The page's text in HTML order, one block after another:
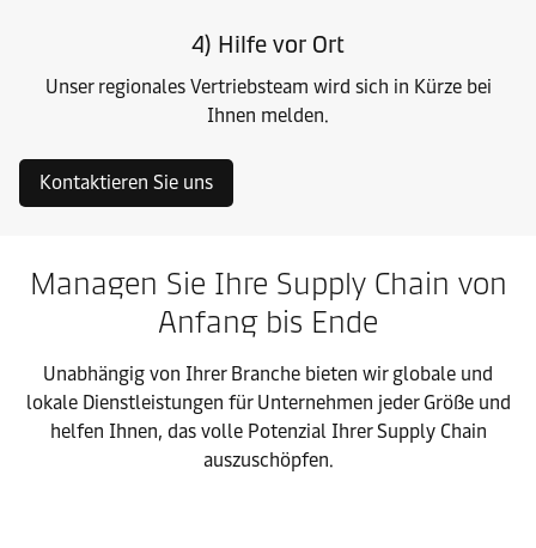
4) Hilfe vor Ort
Unser regionales Vertriebsteam wird sich in Kürze bei
Ihnen melden.
Kontaktieren Sie uns
Managen Sie Ihre Supply Chain von
Anfang bis Ende
Unabhängig von Ihrer Branche bieten wir globale und
lokale Dienstleistungen für Unternehmen jeder Größe und
helfen Ihnen, das volle Potenzial Ihrer Supply Chain
auszuschöpfen.